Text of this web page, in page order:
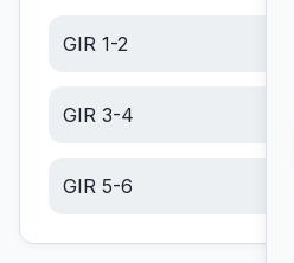
GIR 1-2
GIR 3-4
GIR 5-6